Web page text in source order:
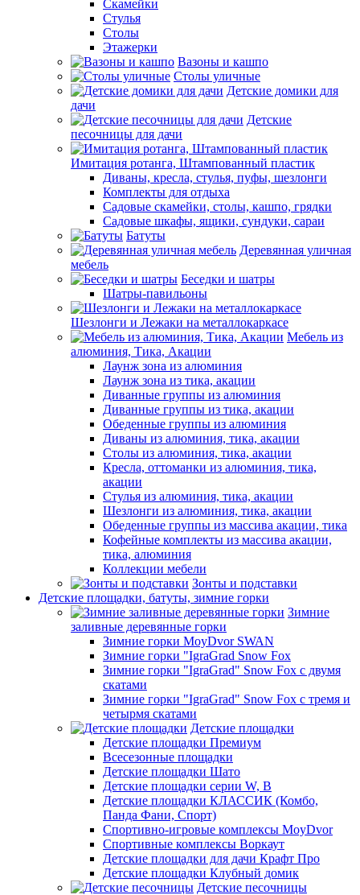
Скамейки
Стулья
Столы
Этажерки
Вазоны и кашпо
Столы уличные
Детские домики для
дачи
Детские
песочницы для дачи
Имитация ротанга, Штампованный пластик
Диваны, кресла, стулья, пуфы, шезлонги
Комплекты для отдыха
Садовые скамейки, столы, кашпо, грядки
Садовые шкафы, ящики, сундуки, сараи
Батуты
Деревянная уличная
мебель
Беседки и шатры
Шатры-павильоны
Шезлонги и Лежаки на металлокаркасе
Мебель из
алюминия, Тика, Акации
Лаунж зона из алюминия
Лаунж зона из тика, акации
Диванные группы из алюминия
Диванные группы из тика, акации
Обеденные группы из алюминия
Диваны из алюминия, тика, акации
Столы из алюминия, тика, акации
Кресла, оттоманки из алюминия, тика,
акации
Стулья из алюминия, тика, акации
Шезлонги из алюминия, тика, акации
Обеденные группы из массива акации, тика
Кофейные комплекты из массива акации,
тика, алюминия
Коллекции мебели
Зонты и подставки
Детские площадки, батуты, зимние горки
Зимние
заливные деревянные горки
Зимние горки MoyDvor SWAN
Зимние горки "IgraGrad Snow Fox
Зимние горки "IgraGrad" Snow Fox с двумя
скатами
Зимние горки "IgraGrad" Snow Fox с тремя и
четырмя скатами
Детские площадки
Детские площадки Премиум
Всесезонные площадки
Детские площадки Шато
Детские площадки серии W, В
Детские площадки КЛАССИК (Комбо,
Панда Фани, Спорт)
Спортивно-игровые комплексы MoyDvor
Спортивные комплексы Воркаут
Детские площадки для дачи Крафт Про
Детские площадки Клубный домик
Детские песочницы